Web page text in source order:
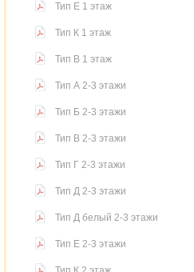
Тип Е 1 этаж
Тип К 1 этаж
Тип В 1 этаж
Тип А 2-3 этажи
Тип Б 2-3 этажи
Тип В 2-3 этажи
Тип Г 2-3 этажи
Тип Д 2-3 этажи
Тип Д белый 2-3 этажи
Тип Е 2-3 этажи